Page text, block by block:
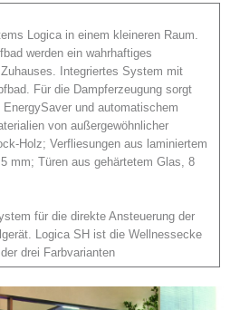
Logica in einem kleineren Raum.
werden ein wahrhaftiges
Integriertes System mit
Für die Dampferzeugung sorgt
und automatischem
von außergewöhnlicher
Holz; Verfliesungen aus laminiertem
mm; Türen aus gehärtetem Glas, 8
für die direkte Ansteuerung der
Logica SH ist die Wellnessecke
drei Farbvarianten